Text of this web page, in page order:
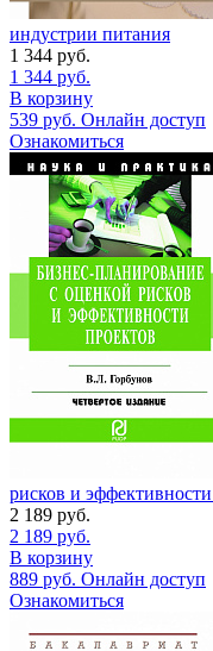
индустрии питания
1 344 руб.
1 344 руб.
В корзину
539 руб. Онлайн доступ
Ознакомиться
рисков и
2 189 руб.
2 189 руб.
В корзину
889 руб. Онлайн доступ
Ознакомиться